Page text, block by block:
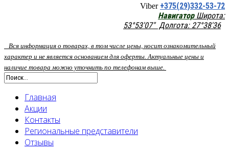
Viber +375(29)332-53-72
НавигаторШирота:
53°53'07" Долгота: 27°38'36
Вся информация о товарах, в том числе цены, носит ознакомительный
характер и не является основанием для оферты. Актуальные цены и
наличие товара можно уточнить по телефонам выше.
Главная
Акции
Контакты
Региональные представители
Отзывы